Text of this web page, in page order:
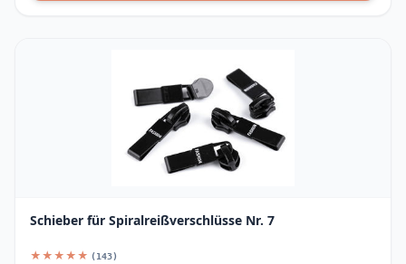
Schieber für Spiralreißverschlüsse Nr. 7
★★★★★ (143)